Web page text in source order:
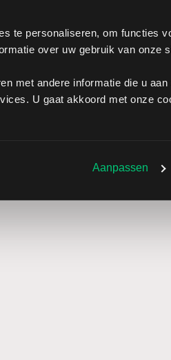
te personaliseren, om functies
over uw gebruik van onze
met andere informatie die u
U gaat akkoord met onze
Aanpassen